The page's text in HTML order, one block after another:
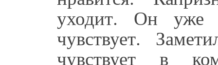
уходит. Он уже
чувствует.
чувствует в